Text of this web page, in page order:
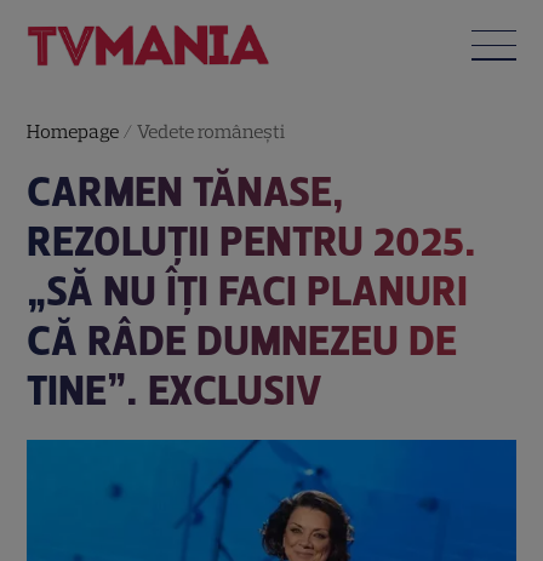
Homepage /Vedete româneşti
CARMEN TĂNASE,
REZOLUȚII PENTRU 2025.
„SĂ NU ÎŢI FACI PLANURI
CĂ RÂDE DUMNEZEU DE
TINE”. EXCLUSIV